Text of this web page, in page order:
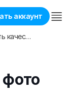
аккаунт
Улучшить качество фото